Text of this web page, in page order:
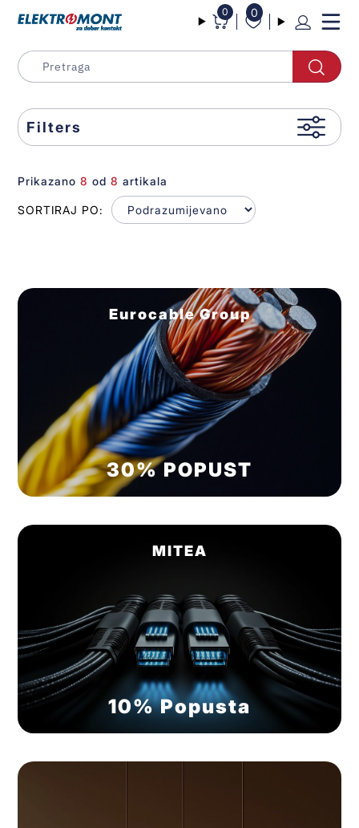
0 0
Filters
Eurocable Group
30% POPUST
MITEA
10% Popusta
Prikazano8 od8 artikala
SORTIRAJ PO: